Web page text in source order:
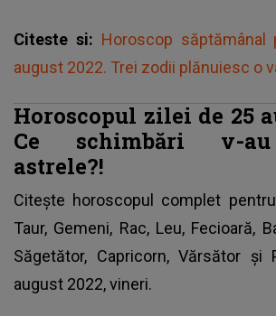
Citeste si: Horoscop
august 2022. Trei zodii plănuiesc o
Horoscopul zilei de 25
Ce schimbări v-
astrele?!
Citește horoscopul complet
Taur, Gemeni, Rac, Leu, Fecioară,
Săgetător, Capricorn, Vărsător și
august 2022, vineri.